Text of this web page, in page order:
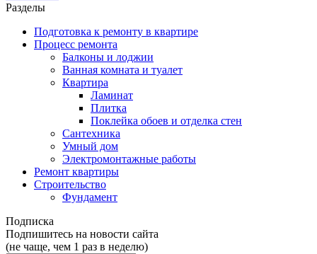
Разделы
Подготовка к ремонту в квартире
Процесс ремонта
Балконы и лоджии
Ванная комната и туалет
Квартира
Ламинат
Плитка
Поклейка обоев и отделка стен
Сантехника
Умный дом
Электромонтажные работы
Ремонт квартиры
Строительство
Фундамент
Подписка
Подпишитесь на новости сайта
(не чаще, чем 1 раз в неделю)